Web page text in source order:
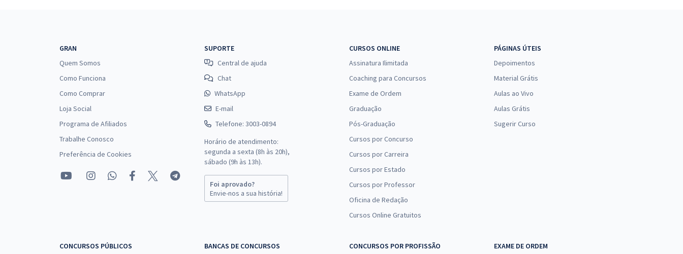
GRAN
Quem Somos
Como Funciona
Como Comprar
Loja Social
Programa de Afiliados
Trabalhe Conosco
Preferência de Cookies
SUPORTE
Central de ajuda
Chat
WhatsApp
E-mail
Telefone: 3003-0894
Horário de atendimento:
segunda a sexta (8h às 20h),
sábado (9h às 13h).
Foi aprovado?
Envie-nos a sua história!
CURSOS ONLINE
Assinatura Ilimitada
Coaching para Concursos
Exame de Ordem
Graduação
Pós-Graduação
Cursos por Concurso
Cursos por Carreira
Cursos por Estado
Cursos por Professor
Oficina de Redação
Cursos Online Gratuitos
PÁGINAS ÚTEIS
Depoimentos
Material Grátis
Aulas ao Vivo
Aulas Grátis
Sugerir Curso
CONCURSOS PÚBLICOS
BANCAS DE CONCURSOS
CONCURSOS POR PROFISSÃO
EXAME DE ORDEM